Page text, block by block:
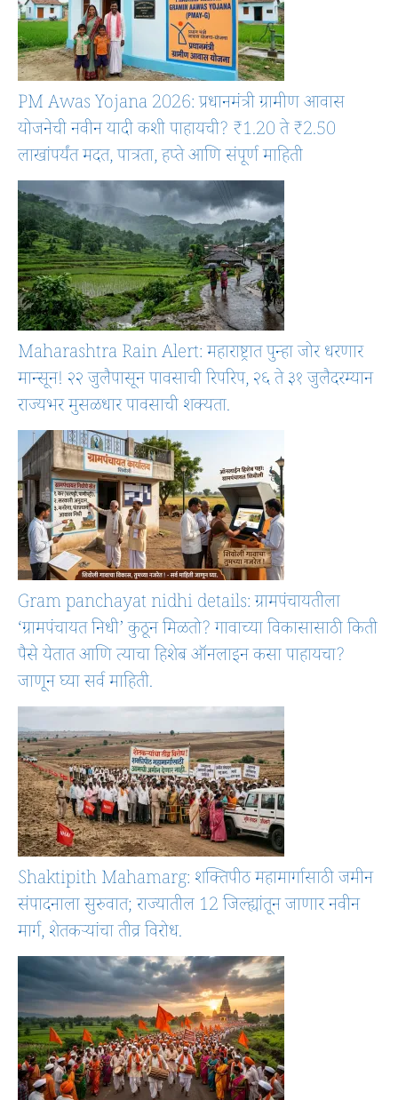
PM Awas Yojana 2026: प्रधानमंत्री ग्रामीण आवास
योजनेची नवीन यादी कशी पाहायची? ₹1.20 ते ₹2.50
लाखांपर्यंत मदत, पात्रता, हप्ते आणि संपूर्ण माहिती
Maharashtra Rain Alert: महाराष्ट्रात पुन्हा जोर धरणार
मान्सून! २२ जुलैपासून पावसाची रिपरिप, २६ ते ३१ जुलैदरम्यान
राज्यभर मुसळधार पावसाची शक्यता.
Gram panchayat nidhi details: ग्रामपंचायतीला
‘ग्रामपंचायत निधी’ कुठून मिळतो? गावाच्या विकासासाठी किती
पैसे येतात आणि त्याचा हिशेब ऑनलाइन कसा पाहायचा?
जाणून घ्या सर्व माहिती.
Shaktipith Mahamarg: शक्तिपीठ महामार्गासाठी जमीन
संपादनाला सुरुवात; राज्यातील 12 जिल्ह्यांतून जाणार नवीन
मार्ग, शेतकऱ्यांचा तीव्र विरोध.